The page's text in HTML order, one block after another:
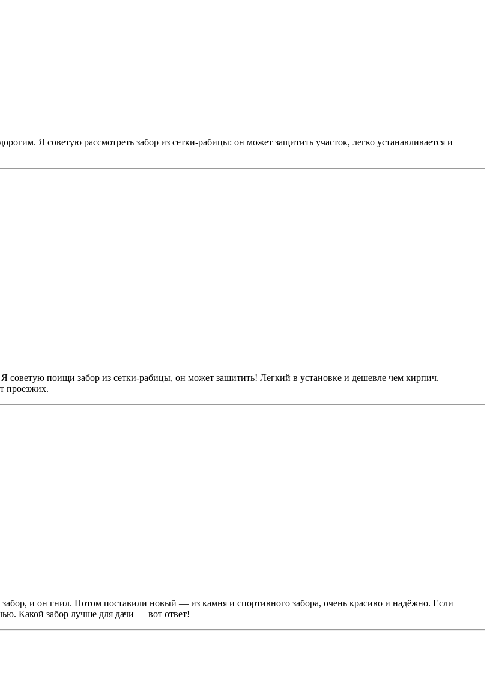
Я советую рассмотреть забор из сетки-рабицы: он может защитить участок, легко устанавливается и
советую поищи забор из сетки-рабицы, он может зашитить! Легкий в установке и дешевле чем кирпич.
проезжих.
и он гнил. Потом поставили новый — из камня и спортивного забора, очень красиво и надёжно. Если
Какой забор лучше для дачи — вот ответ!